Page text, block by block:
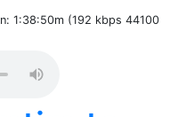
1:38:50m (192 kbps 44100